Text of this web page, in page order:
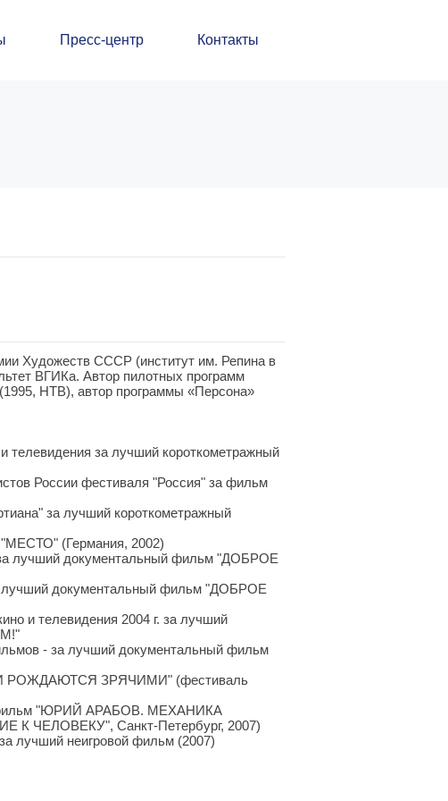
Пресс-центр Контакты
Художеств СССР (институт им. Репина в
ВГИКа. Автор пилотных программ
НТВ), автор программы «Персона»
за лучший короткометражный
России фестиваля "Россия" за фильм
за лучший короткометражный
(Германия, 2002)
лучший документальный фильм "ДОБРОЕ
лучший документальный фильм "ДОБРОЕ
и телевидения 2004 г. за лучший
- за лучший документальный фильм
РОЖДАЮТСЯ ЗРЯЧИМИ" (фестиваль
фильм "ЮРИЙ АРАБОВ. МЕХАНИКА
К ЧЕЛОВЕКУ", Санкт-Петербург, 2007)
лучший неигровой фильм (2007)